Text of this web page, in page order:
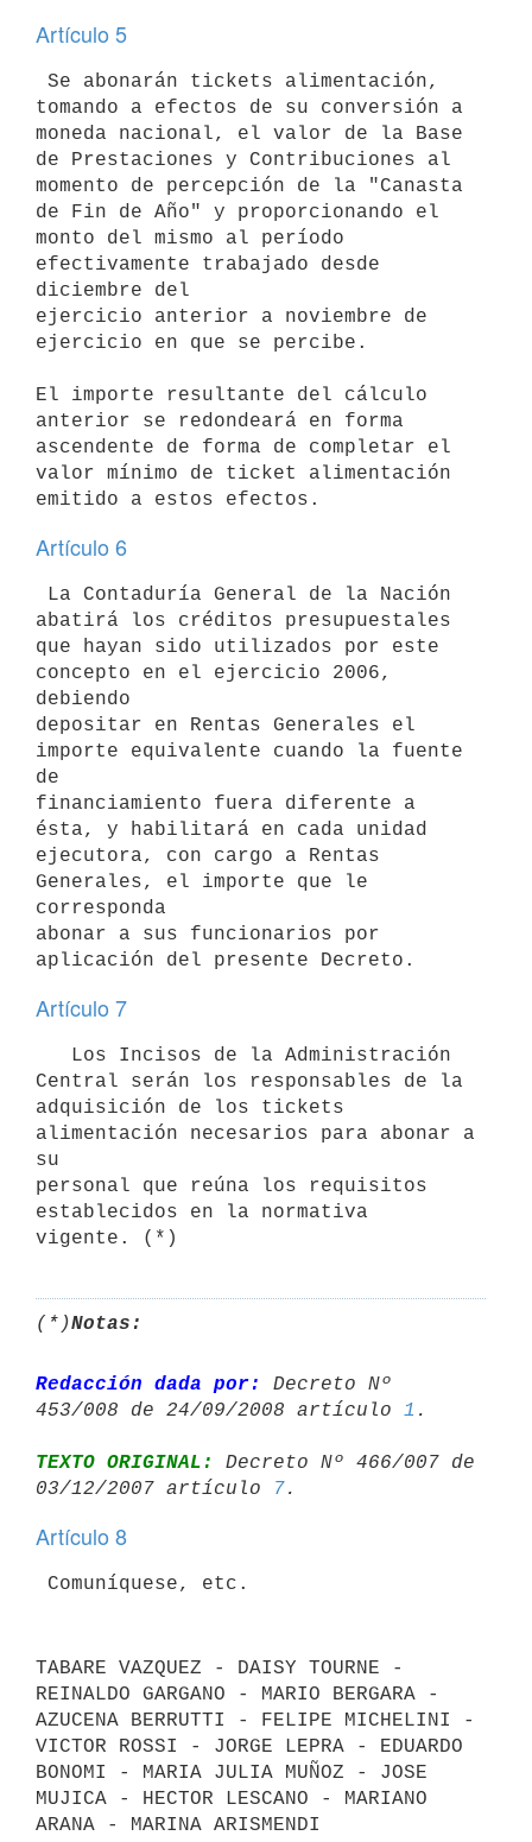
Artículo 5
tomando a efectos de su conversión a
moneda nacional, el valor de la Base
de Prestaciones y Contribuciones al
momento de percepción de la "Canasta
de Fin de Año" y proporcionando el
monto del mismo al período
efectivamente trabajado desde
diciembre del
ejercicio anterior a noviembre de
ejercicio en que se percibe.
El importe resultante del cálculo
anterior se redondeará en forma
ascendente de forma de completar el
valor mínimo de ticket alimentación
Artículo 6
abatirá los créditos presupuestales
que hayan sido utilizados por este
concepto en el ejercicio 2006,
debiendo
depositar en Rentas Generales el
importe equivalente cuando la fuente
de
financiamiento fuera diferente a
ésta, y habilitará en cada unidad
ejecutora, con cargo a Rentas
Generales, el importe que le
corresponda
abonar a sus funcionarios por
Artículo 7
Central serán los responsables de la
adquisición de los tickets
alimentación necesarios para abonar a
su
personal que reúna los requisitos
establecidos en la normativa
(*)Notas:
Redacción dada por:
Decreto Nº
453/008 de 24/09/2008 artículo 1
TEXTO ORIGINAL:
Decreto Nº 466/007 de
03/12/2007 artículo
7
Artículo 8
TABARE VAZQUEZ - DAISY TOURNE -
REINALDO GARGANO - MARIO BERGARA -
AZUCENA BERRUTTI - FELIPE MICHELINI -
VICTOR ROSSI - JORGE LEPRA - EDUARDO
BONOMI - MARIA JULIA MUÑOZ - JOSE
MUJICA - HECTOR LESCANO - MARIANO